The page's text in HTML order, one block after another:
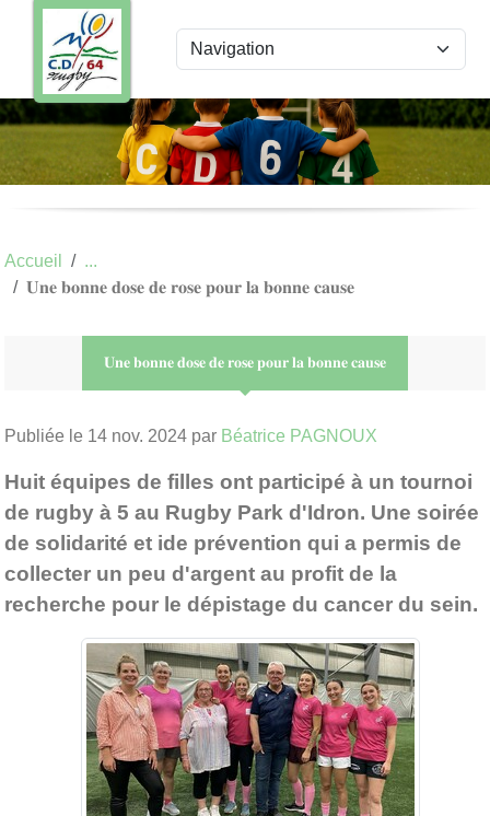
Accueil
𝐔𝐧𝐞 𝐛𝐨𝐧𝐧𝐞 𝐝𝐨𝐬𝐞 𝐝𝐞 𝐫𝐨𝐬𝐞 𝐩𝐨𝐮𝐫 𝐥𝐚 𝐛𝐨𝐧𝐧𝐞 𝐜𝐚𝐮𝐬𝐞
𝐔𝐧𝐞 𝐛𝐨𝐧𝐧𝐞 𝐝𝐨𝐬𝐞 𝐝𝐞 𝐫𝐨𝐬𝐞 𝐩𝐨𝐮𝐫 𝐥𝐚 𝐛𝐨𝐧𝐧𝐞 𝐜𝐚𝐮𝐬𝐞
Publiée le 14 nov. 2024 par Béatrice PAGNOUX
Huit équipes de filles ont participé à un tournoi
de rugby à 5 au Rugby Park d'Idron. Une soirée
de solidarité et ide prévention qui a permis de
collecter un peu d'argent au profit de la
recherche pour le dépistage du cancer du sein.
Panneau de gestion des cookies